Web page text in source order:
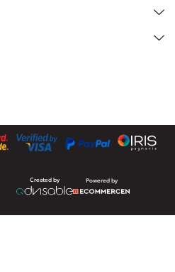
Created by Powered by